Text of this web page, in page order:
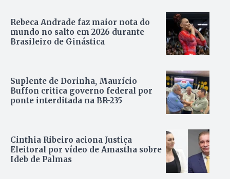
Rebeca Andrade faz maior nota do
mundo no salto em 2026 durante
Brasileiro de Ginástica
Suplente de Dorinha, Maurício
Buffon critica governo federal por
ponte interditada na BR-235
Cinthia Ribeiro aciona Justiça
Eleitoral por vídeo de Amastha sobre
Ideb de Palmas